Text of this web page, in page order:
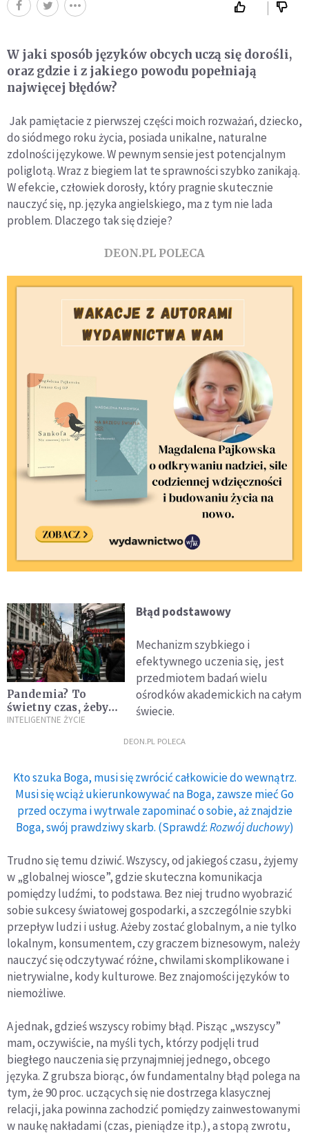
W jaki sposób języków obcych uczą się dorośli,
oraz gdzie i z jakiego powodu popełniają
najwięcej błędów?
Jak pamiętacie z pierwszej części moich rozważań, dziecko,
do siódmego roku życia, posiada unikalne, naturalne
zdolności językowe. W pewnym sensie jest potencjalnym
poliglotą. Wraz z biegiem lat te sprawności szybko zanikają.
W efekcie, człowiek dorosły, który pragnie skutecznie
nauczyć się, np. języka angielskiego, ma z tym nie lada
problem. Dlaczego tak się dzieje?
DEON.PL POLECA
Pandemia? To
świetny czas, żeby
zostać poliglotą
INTELIGENTNE ŻYCIE
Błąd podstawowy
Mechanizm szybkiego i
efektywnego uczenia się, jest
przedmiotem badań wielu
ośrodków akademickich na całym
świecie.
DEON.PL POLECA
Kto szuka Boga, musi się zwrócić całkowicie do wewnątrz.
Musi się wciąż ukierunkowywać na Boga, zawsze mieć Go
przed oczyma i wytrwale zapominać o sobie, aż znajdzie
Boga, swój prawdziwy skarb. (Sprawdź:Rozwój duchowy)
Trudno się temu dziwić. Wszyscy, od jakiegoś czasu, żyjemy
w „globalnej wiosce”, gdzie skuteczna komunikacja
pomiędzy ludźmi, to podstawa. Bez niej trudno wyobrazić
sobie sukcesy światowej gospodarki, a szczególnie szybki
przepływ ludzi i usług. Ażeby zostać globalnym, a nie tylko
lokalnym, konsumentem, czy graczem biznesowym, należy
nauczyć się odczytywać różne, chwilami skomplikowane i
nietrywialne, kody kulturowe. Bez znajomości języków to
niemożliwe.
A jednak, gdzieś wszyscy robimy błąd. Pisząc „wszyscy”
mam, oczywiście, na myśli tych, którzy podjęli trud
biegłego nauczenia się przynajmniej jednego, obcego
języka. Z grubsza biorąc, ów fundamentalny błąd polega na
tym, że 90 proc. uczących się nie dostrzega klasycznej
relacji, jaka powinna zachodzić pomiędzy zainwestowanymi
w naukę nakładami (czas, pieniądze itp.), a stopą zwrotu,